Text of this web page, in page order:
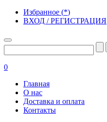
Избранное (*)
ВХОД / РЕГИСТРАЦИЯ
0
Главная
О нас
Доставка и оплата
Контакты